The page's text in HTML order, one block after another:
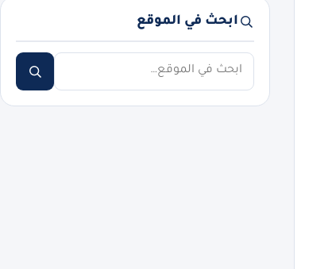
ابحث في الموقع
ابحث